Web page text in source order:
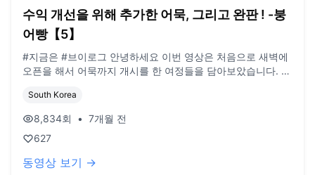
수익 개선을 위해 추가한 어묵, 그리고 완판 ! -붕
어빵【5】
#지금은 #브이로그 안녕하세요 이번 영상은 처음으로 새벽에
오픈을 해서 어묵까지 개시를 한 여정들을 담아보았습니다. 오
개선이 되어가는 모습이 보이네요. 몸은 힘들지만 재미를 느끼
고 있습니다. 저희 모두 장사는 처음이라 부족한 점이 많습니
다. 이런 점 양해부탁드리며, 시청해주시면 감사하겠습니다!
(현재 올라가는 영상들은 '약 1년전 영상'인 점 참고부탁드립니
South Korea
8,834회 • 7개월 전
627
동영상 보기 →